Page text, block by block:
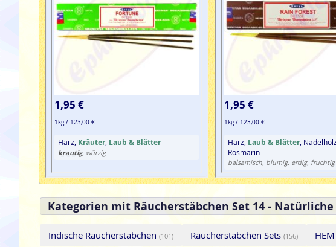
1,95 €
1kg / 123,00 €
Harz, Kräuter, Laub & Blätter
krautig, würzig
1,95 €
1kg / 123,00 €
Harz, Laub & Blätter, Nadelholz,
Rosmarin
balsamisch, blumig, erdig, fruchtig
Kategorien mit Räucherstäbchen Set 14 - Natürliche
Indische Räucherstäbchen (101) Räucherstäbchen Sets (156)